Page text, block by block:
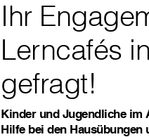
Ihr
Lerncafés
gefragt!
Kinder und Jugendliche im
Hilfe bei den Hausübungen